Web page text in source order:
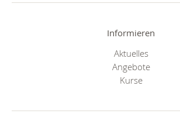
Informieren
Aktuelles
Angebote
Kurse